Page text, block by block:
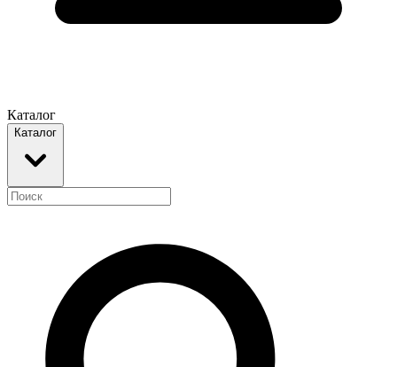
Каталог
Каталог